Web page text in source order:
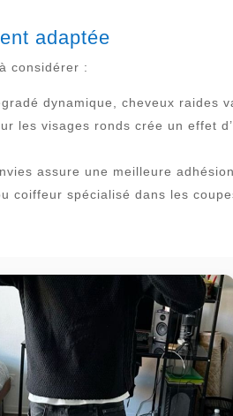
adaptée
considérer :
dynamique, cheveux raides
les visages ronds crée un effet
assure une meilleure
coiffeur spécialisé dans les